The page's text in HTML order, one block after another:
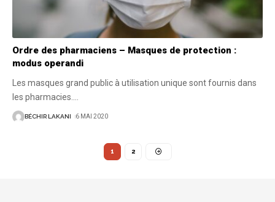
Ordre des pharmaciens – Masques de protection :
modus operandi
Les masques grand public à utilisation unique sont fournis dans
les pharmacies.
BÉCHIR LAKANI 6 MAI 2020
1 2